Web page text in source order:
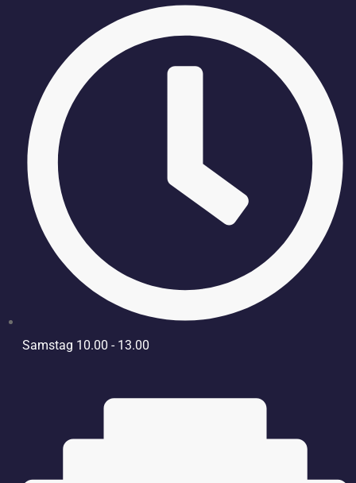
Samstag 10.00 - 13.00